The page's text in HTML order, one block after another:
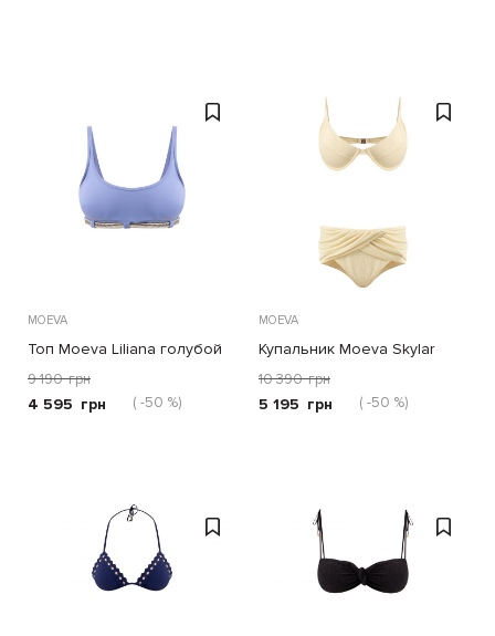
MOEVA
Топ Moeva Liliana голубой
9 190 грн
4 595 грн ( -50 %)
MOEVA
Купальник Moeva Skylar
желтый
10 390 грн
5 195 грн ( -50 %)